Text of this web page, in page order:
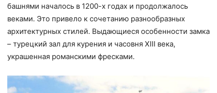
башнями началось в 1200-х годах и продолжалось
веками. Это привело к сочетанию разнообразных
архитектурных стилей. Выдающиеся особенности замка
– турецкий зал для курения и часовня XIII века,
украшенная романскими фресками.